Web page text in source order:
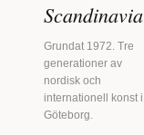
Scandinavia
Grundat 1972. Tre
generationer av
nordisk och
internationell konst i
Göteborg.